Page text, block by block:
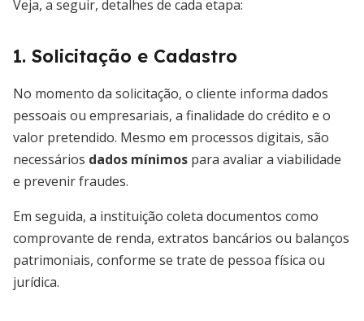
Veja, a seguir, detalhes de cada etapa:
1. Solicitação e Cadastro
No momento da solicitação, o cliente informa dados
pessoais ou empresariais, a finalidade do crédito e o
valor pretendido. Mesmo em processos digitais, são
necessários dados mínimos para avaliar a viabilidade
e prevenir fraudes.
Em seguida, a instituição coleta documentos como
comprovante de renda, extratos bancários ou balanços
patrimoniais, conforme se trate de pessoa física ou
jurídica.